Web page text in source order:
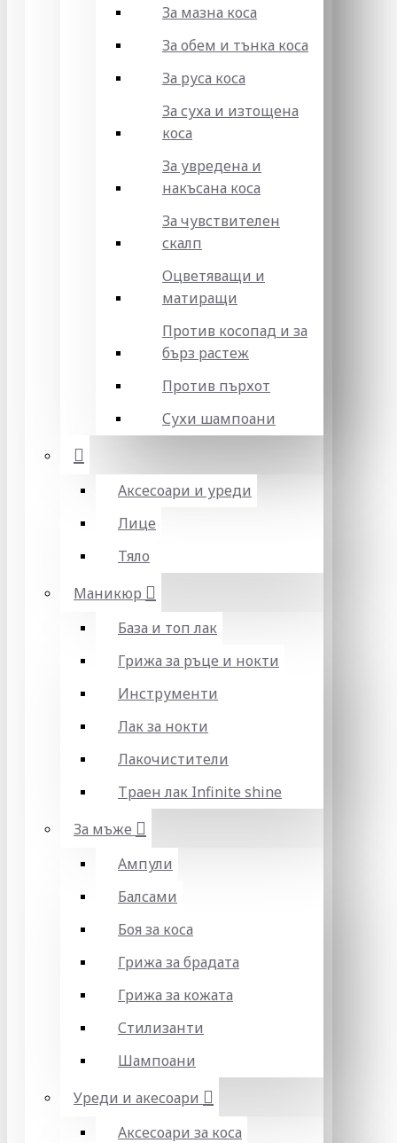
За мазна коса
За обем и тънка коса
За руса коса
За суха и изтощена
коса
За увредена и
накъсана коса
За чувствителен
скалп
Оцветяващи и
матиращи
Против косопад и за
бърз растеж
Против пърхот
Сухи шампоани
Аксесоари и уреди
Лице
Тяло
Маникюр
База и топ лак
Грижа за ръце и нокти
Инструменти
Лак за нокти
Лакочистители
Траен лак Infinite shine
За мъже
Ампули
Балсами
Боя за коса
Грижа за брадата
Грижа за кожата
Стилизанти
Шампоани
Уреди и акесоари
Аксесоари за коса